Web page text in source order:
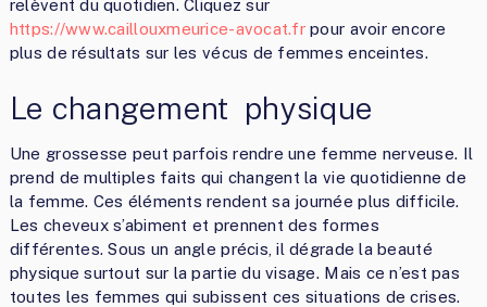
relèvent du quotidien. Cliquez sur
https://www.caillouxmeurice-avocat.frpour avoir encore
plus de résultats sur les vécus de femmes enceintes.
Le changement physique
Une grossesse peut parfois rendre une femme nerveuse. Il
prend de multiples faits qui changent la vie quotidienne de
la femme. Ces éléments rendent sa journée plus difficile.
Les cheveux s’abiment et prennent des formes
différentes. Sous un angle précis, il dégrade la beauté
physique surtout sur la partie du visage. Mais ce n’est pas
toutes les femmes qui subissent ces situations de crises.